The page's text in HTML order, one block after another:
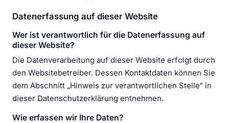
Datenerfassung auf dieser Website
Wer ist verantwortlich für die Datenerfassung auf
dieser Website?
Die Datenverarbeitung auf dieser Website erfolgt durch
den Websitebetreiber. Dessen Kontaktdaten können Sie
dem Abschnitt „Hinweis zur verantwortlichen Stelle“ in
dieser Datenschutzerklärung entnehmen.
Wie erfassen wir Ihre Daten?